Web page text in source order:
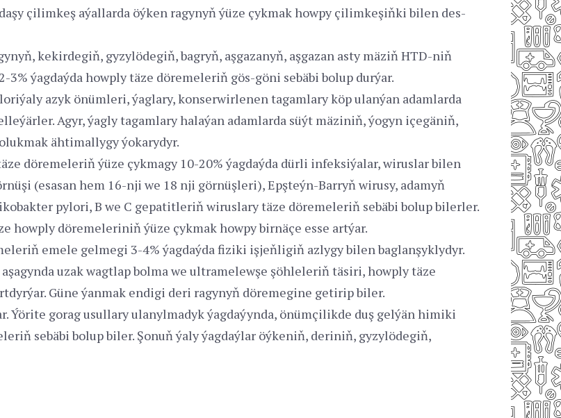
çilimkeş aýallarda öýken ragynyň ýüze çykmak howpy çilimkeşiňki bilen des-
kekirdegiň, gyzylödegiň, bagryň, aşgazanyň, aşgazan asty mäziň HTD-niň
ýagdaýda howply täze döremeleriň gös-göni sebäbi bolup durýar.
azyk önümleri, ýaglary, konserwirlenen tagamlary köp ulanýan adamlarda
Agyr, ýagly tagamlary halaýan adamlarda süýt mäziniň, ýogyn içegäniň,
ähtimallygy ýokarydyr.
döremeleriň ýüze çykmagy 10-20% ýagdaýda dürli infeksiýalar, wiruslar bilen
(esasan hem 16-nji we 18 nji görnüşleri), Epşteýn-Barryň wirusy, adamyň
pylori, B we C gepatitleriň wiruslary täze döremeleriň sebäbi bolup bilerler.
howply döremeleriniň ýüze çykmak howpy birnäçe esse artýar.
emele gelmegi 3-4% ýagdaýda fiziki işjeňligiň azlygy bilen baglanşyklydyr.
uzak wagtlap bolma we ultramelewşe şöhleleriň täsiri, howply täze
Güne ýanmak endigi deri ragynyň döremegine getirip biler.
Ýörite gorag usullary ulanylmadyk ýagdaýynda, önümçilikde duş gelýän himiki
sebäbi bolup biler. Şonuň ýaly ýagdaýlar öýkeniň, deriniň, gyzylödegiň,